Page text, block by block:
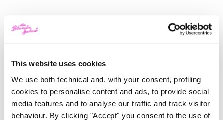
This website uses cookies
We use both technical and, with your consent, profiling
cookies to personalise content and ads, to provide social
media features and to analyse our traffic and track visitor
behaviour. By clicking "Accept" you consent to the use of
Best Director
Steven Spielberg, The Fabelmans
Best Original Score
Justin Hurwitz, Babylon